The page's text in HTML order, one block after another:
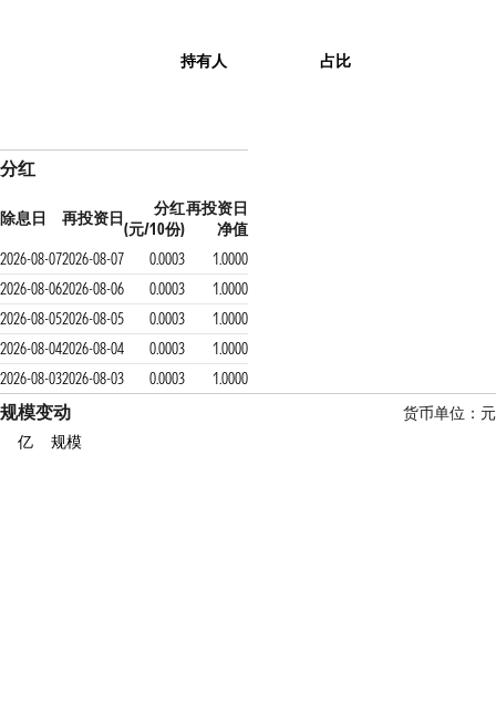
持有人 占比
分红
除息日 再投资日
分红
(元/10份)
再投资日
净值
2026-08-072026-08-07 0.0003
1.0000
2026-08-062026-08-06 0.0003
1.0000
2026-08-052026-08-05 0.0003
1.0000
2026-08-042026-08-04 0.0003
1.0000
2026-08-032026-08-03 0.0003 1.0000
规模变动
货币单位：元
亿
规模